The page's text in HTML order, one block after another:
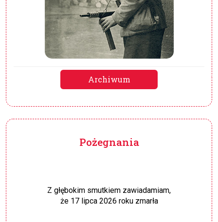
Archiwum
Pożegnania
Z głębokim smutkiem zawiadamiam,
że 17 lipca 2026 roku zmarła